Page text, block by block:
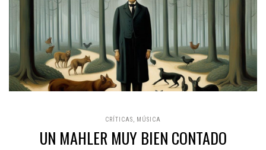
CRÍTICAS MÚSICA
UN MAHLER MUY BIEN CONTADO